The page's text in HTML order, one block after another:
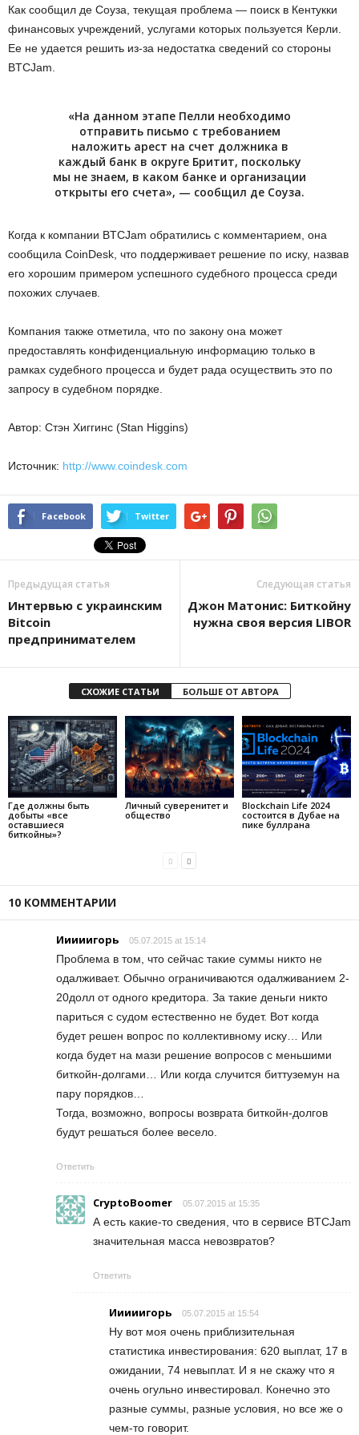
Как сообщил де Соуза, текущая проблема — поиск в Кентукки
финансовых учреждений, услугами которых пользуется Керли.
Ее не удается решить из-за недостатка сведений со стороны
BTCJam.
«На данном этапе Пелли необходимо
отправить письмо с требованием
наложить арест на счет должника в
каждый банк в округе Бритит, поскольку
мы не знаем, в каком банке и организации
открыты его счета», — сообщил де Соуза.
Когда к компании BTCJam обратились с комментарием, она
сообщила CoinDesk, что поддерживает решение по иску, назвав
его хорошим примером успешного судебного процесса среди
похожих случаев.
Компания также отметила, что по закону она может
предоставлять конфиденциальную информацию только в
рамках судебного процесса и будет рада осуществить это по
запросу в судебном порядке.
Автор: Стэн Хиггинс (Stan Higgins)
Источник: http://www.coindesk.com
Facebook Twitter
Предыдущая статья
Интервью с украинским
Bitcoin
предпринимателем
Следующая статья
Джон Матонис: Биткойну
нужна своя версия LIBOR
СХОЖИЕ СТАТЬИ БОЛЬШЕ ОТ АВТОРА
Где должны быть
добыты «все
оставшиеся
биткойны»?
Личный суверенитет и
общество
Blockchain Life 2024
состоится в Дубае на
пике буллрана
10 КОММЕНТАРИИ
Ииииигорь 05.07.2015 at 15:14
Проблема в том, что сейчас такие суммы никто не
одалживает. Обычно ограничиваются одалживанием 2-
20долл от одного кредитора. За такие деньги никто
париться с судом естественно не будет. Вот когда
будет решен вопрос по коллективному иску… Или
когда будет на мази решение вопросов с меньшими
биткойн-долгами… Или когда случится биттуземун на
пару порядков…
Тогда, возможно, вопросы возврата биткойн-долгов
будут решаться более весело.
Ответить
CryptoBoomer 05.07.2015 at 15:35
А есть какие-то сведения, что в сервисе BTCJam
значительная масса невозвратов?
Ответить
Ииииигорь 05.07.2015 at 15:54
Ну вот моя очень приблизительная
статистика инвестирования: 620 выплат, 17 в
ожидании, 74 невыплат. И я не скажу что я
очень огульно инвестировал. Конечно это
разные суммы, разные условия, но все же о
чем-то говорит.